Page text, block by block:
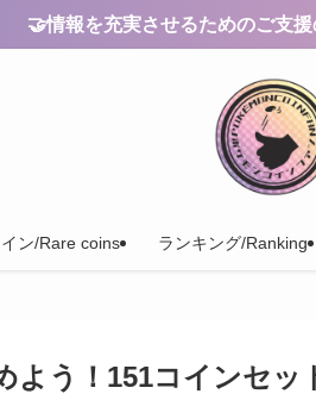
🤝情報を充実させるためのご支
ン/Rare coins ランキング/Ranking
よう！151コインセ